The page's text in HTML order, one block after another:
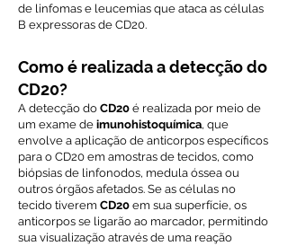
de linfomas e leucemias que ataca as células
B expressoras de CD20.
Como é realizada a detecção do
CD20?
A detecção do CD20 é realizada por meio de
um exame de imunohistoquímica, que
envolve a aplicação de anticorpos específicos
para o CD20 em amostras de tecidos, como
biópsias de linfonodos, medula óssea ou
outros órgãos afetados. Se as células no
tecido tiverem CD20 em sua superfície, os
anticorpos se ligarão ao marcador, permitindo
sua visualização através de uma reação